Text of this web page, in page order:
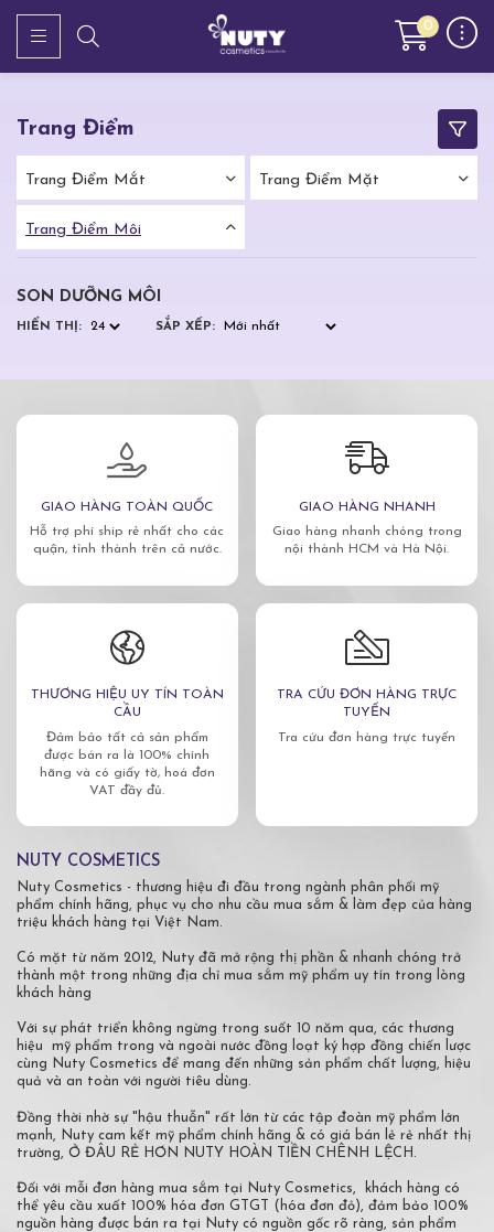
0
Trang Điểm
Trang Điểm Mắt Trang Điểm Mặt
Trang Điểm Môi
SON DƯỠNG MÔI
HIỂN THỊ: SẮP XẾP:
GIAO HÀNG TOÀN QUỐC
Hỗ trợ phí ship rẻ nhất cho các
quận, tỉnh thành trên cả nước.
GIAO HÀNG NHANH
Giao hàng nhanh chóng trong
nội thành HCM và Hà Nội.
THƯƠNG HIỆU UY TÍN TOÀN
CẦU
Đảm bảo tất cả sản phẩm
được bán ra là 100% chính
hãng và có giấy tờ, hoá đơn
VAT đầy đủ.
TRA CỨU ĐƠN HÀNG TRỰC
TUYẾN
Tra cứu đơn hàng trực tuyến
NUTY COSMETICS
Nuty Cosmetics - thương hiệu đi đầu trong ngành phân phối mỹ
phẩm chính hãng, phục vụ cho nhu cầu mua sắm & làm đẹp của hàng
triệu khách hàng tại Việt Nam.
Có mặt từ năm 2012, Nuty đã mở rộng thị phần & nhanh chóng trở
thành một trong những địa chỉ mua sắm mỹ phẩm uy tín trong lòng
khách hàng
Với sự phát triển không ngừng trong suốt 10 năm qua, các thương
hiệu mỹ phẩm trong và ngoài nước đồng loạt ký hợp đồng chiến lược
cùng Nuty Cosmetics để mang đến những sản phẩm chất lượng, hiệu
quả và an toàn với người tiêu dùng.
Đồng thời nhờ sự "hậu thuẫn" rất lớn từ các tập đoàn mỹ phẩm lớn
mạnh, Nuty cam kết mỹ phẩm chính hãng & có giá bán lẻ rẻ nhất thị
trường, Ở ĐÂU RẺ HƠN NUTY HOÀN TIỀN CHÊNH LỆCH.
Đối với mỗi đơn hàng mua sắm tại Nuty Cosmetics, khách hàng có
thể yêu cầu xuất 100% hóa đơn GTGT (hóa đơn đỏ), đảm bảo 100%
nguồn hàng được bán ra tại Nuty có nguồn gốc rõ ràng, sản phẩm